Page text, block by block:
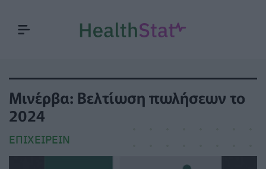
Μινέρβα: Βελτίωση πωλήσεων το
2024
ΕΠΙΧΕΙΡΕΊΝ